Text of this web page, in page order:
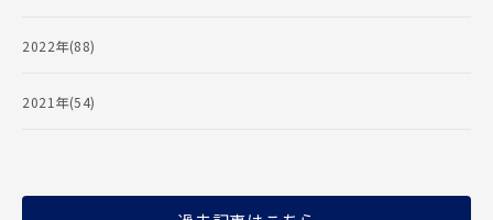
2022年(88)
2021年(54)